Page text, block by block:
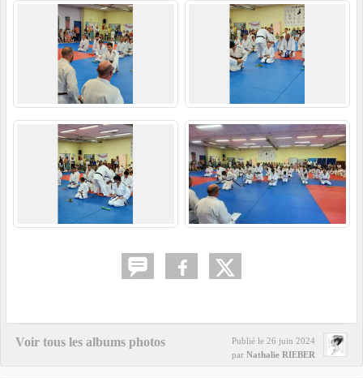
Voir tous les albums photos Publié le 26 juin 2024
par Nathalie RIEBER